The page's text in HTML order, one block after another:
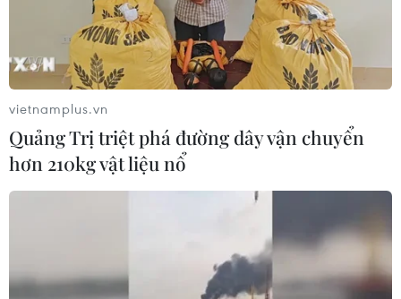
vietnamplus.vn
Quảng Trị triệt phá đường dây vận chuyển
hơn 210kg vật liệu nổ